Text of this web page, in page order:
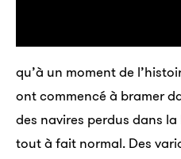
qu’à un moment de
ont commencé à bramer
des navires perdus dans
tout à fait normal. Des